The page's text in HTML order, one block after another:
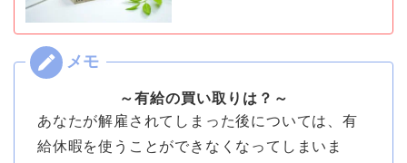
～有給の買い取りは？～
あなたが解雇されてしまった後については、有
給休暇を使うことができなくなってしまいま